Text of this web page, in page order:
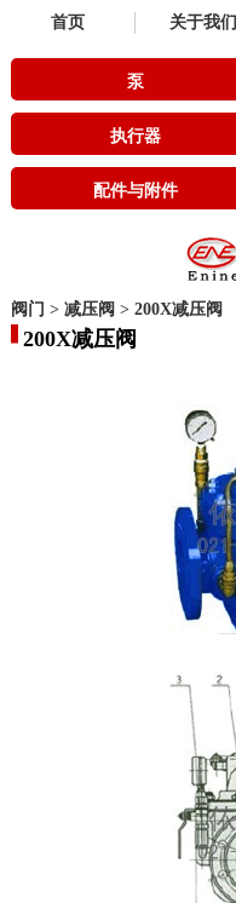
首页 关于我们
泵
执行器
配件与附件
阀门 > 减压阀 > 200X减压阀
200X减压阀